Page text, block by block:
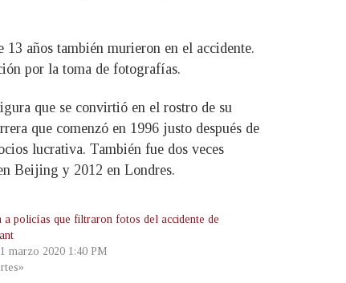
años también murieron en el accidente.
por la toma de fotografías.
que se convirtió en el rostro de su
que comenzó en 1996 justo después de
lucrativa. También fue dos veces
Beijing y 2012 en Londres.
a policías que filtraron fotos del accidente de
marzo 2020 1:40 PM